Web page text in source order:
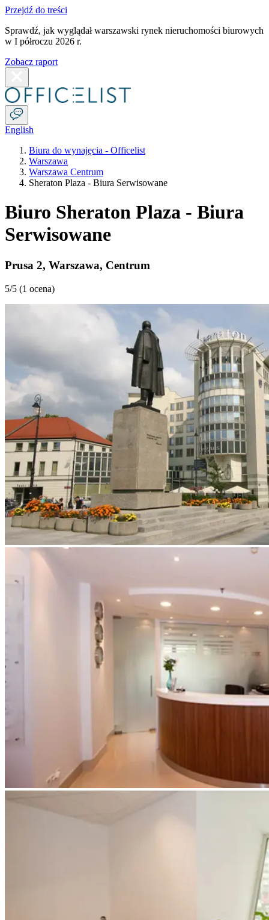
Przejdź do treści
Sprawdź, jak wyglądał warszawski rynek nieruchomości biurowych
w I półroczu 2026 r.
Zobacz raport
English
Biura do wynajęcia - Officelist
Warszawa
Warszawa Centrum
Sheraton Plaza - Biura Serwisowane
Biuro Sheraton Plaza - Biura
Serwisowane
Prusa 2, Warszawa, Centrum
5/5 (1 ocena)